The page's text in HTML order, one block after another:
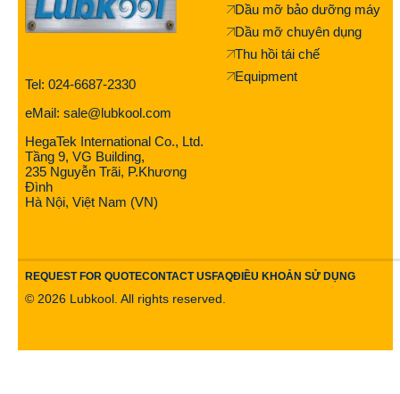
Tel: 024-6687-2330
eMail: sale@lubkool.com
HegaTek International Co., Ltd.
Tầng 9, VG Building,
235 Nguyễn Trãi, P.Khương
Đình
Hà Nội, Việt Nam (VN)
Dầu mỡ bảo dưỡng máy
Dầu mỡ chuyên dụng
Thu hồi tái chế
Equipment
REQUEST FOR QUOTECONTACT USFAQĐIỀU KHOẢN SỬ DỤNG
© 2026 Lubkool. All rights reserved.